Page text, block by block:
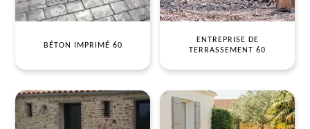
BÉTON IMPRIMÉ 60
ENTREPRISE DE
TERRASSEMENT 60